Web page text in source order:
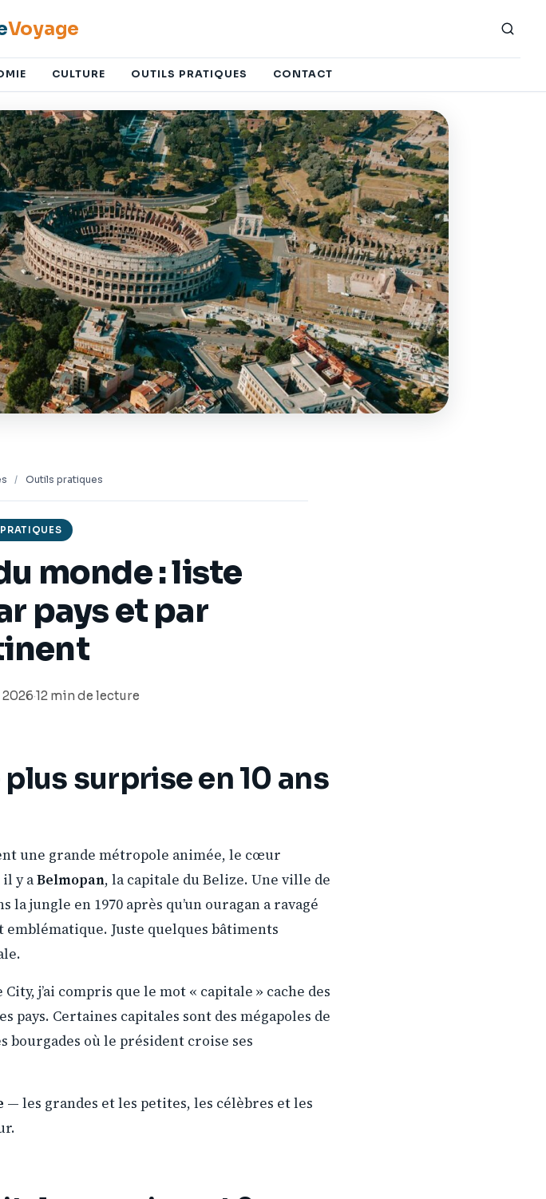
Voyage
CULTURE OUTILS PRATIQUES CONTACT
/ Outils pratiques
monde : liste
pays et par
·12 min de lecture
surprise en 10 ans
une grande métropole animée, le cœur
il y aBelmopan, la capitale du Belize. Une ville de
jungle en 1970 après qu’un ouragan a ravagé
Juste quelques bâtiments
j’ai compris que le mot « capitale » cache des
Certaines capitales sont des mégapoles de
bourgades où le président croise ses
— les grandes et les petites, les célèbres et les